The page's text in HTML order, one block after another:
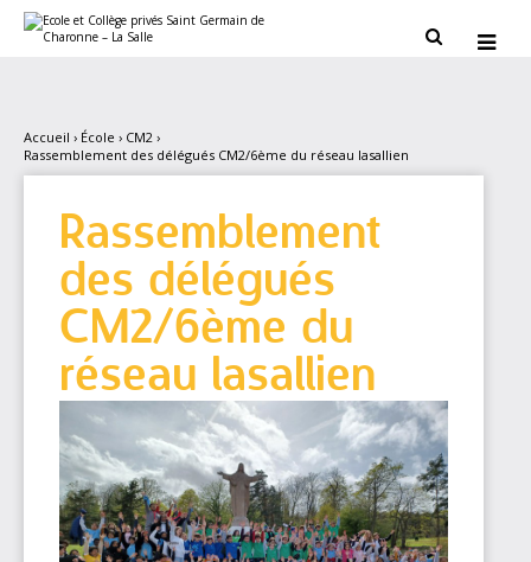
contenu.
personnels
 
Accueil › École › CM2 ›
Rassemblement des délégués CM2/6ème du réseau lasallien
Rassemblement
des délégués
CM2/6ème du
réseau lasallien